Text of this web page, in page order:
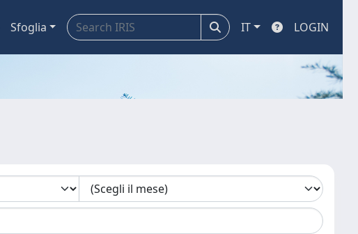
Sfoglia IT LOGIN